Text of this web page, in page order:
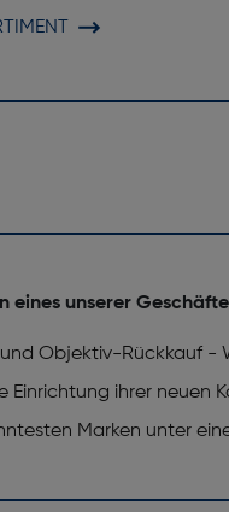
eines unserer
Objektiv-Rückkauf -
Einrichtung ihrer neuen
Marken unter